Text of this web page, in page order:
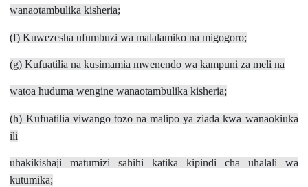
wanaotambulika kisheria;
(f) Kuwezesha ufumbuzi wa malalamiko na migogoro;
(g) Kufuatilia na kusimamia mwenendo wa kampuni za meli na
watoa huduma wengine wanaotambulika kisheria;
(h) Kufuatilia viwango tozo na malipo ya ziada kwa wanaokiuka
ili
uhakikishaji matumizi sahihi katika kipindi cha uhalali wa
kutumika;